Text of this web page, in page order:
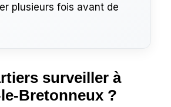
plusieurs fois avant de
surveiller à
Bretonneux ?